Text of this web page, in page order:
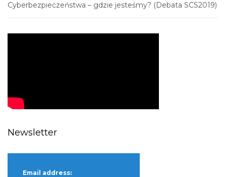
Cyberbezpieczeństwa – gdzie jesteśmy? (Debata SCS2019)
Newsletter
Email address: